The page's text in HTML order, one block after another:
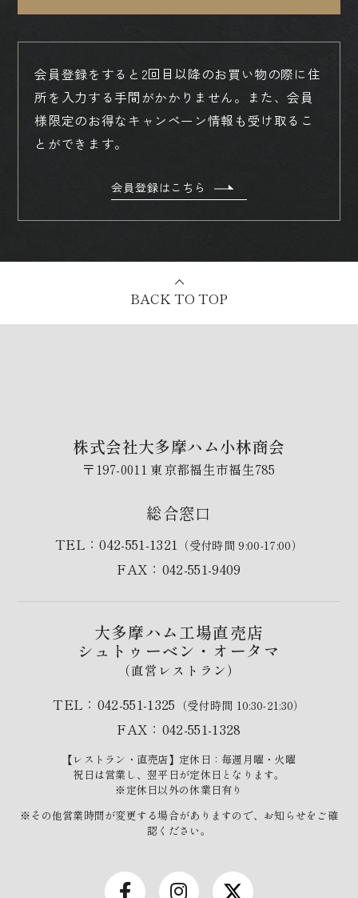
会員登録をすると2回目以降のお買い物の際に住
所を入力する手間がかかりません。
また、会員
様限定のお得なキャンペーン情報も受け取るこ
とができます。
会員登録はこちら
BACK TO TOP
株式会社大多摩ハム小林商会
〒197-0011 東京都福生市福生785
総合窓口
TEL：042-551-1321 （受付時間 9:00-17:00）
FAX：042-551-9409
大多摩ハム工場直売店
シュトゥーベン・オータマ
（直営レストラン）
TEL：042-551-1325 （受付時間 10:30-21:30）
FAX：042-551-1328
【レストラン・直売店】定休日：毎週月曜・火曜
祝日は営業し、翌平日が定休日となります。
※定休日以外の休業日有り
※その他営業時間が変更する場合がありますので、お知らせをご確
認ください。